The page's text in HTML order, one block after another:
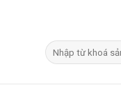
Tìm
kiếm: